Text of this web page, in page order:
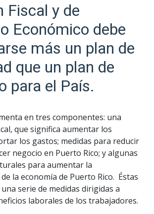
Fiscal y de
Económico debe
más un plan de
que un plan de
para el País.
en tres componentes: una
que significa aumentar los
los gastos; medidas para reducir
negocio en Puerto Rico; y algunas
para aumentar la
la economía de Puerto Rico. Éstas
serie de medidas dirigidas a
laborales de los trabajadores.